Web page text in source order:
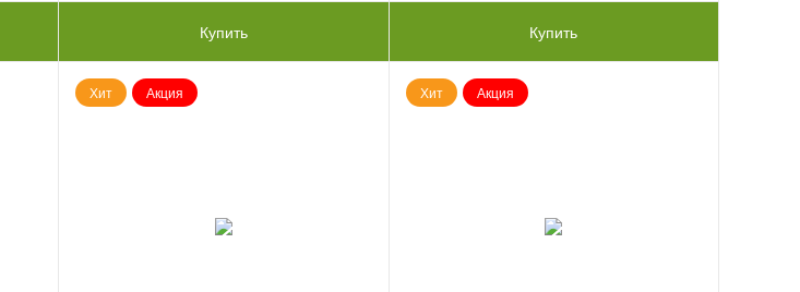
Купить Купить
Хит Акция Хит Акция